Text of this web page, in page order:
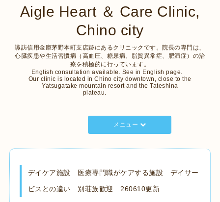
Aigle Heart ＆ Care Clinic,
Chino city
諏訪信用金庫茅野本町支店跡にあるクリニックです。院長の専門は、
心臓疾患や生活習慣病（高血圧、糖尿病、脂質異常症、肥満症）の治
療を積極的に行っています。
English consultation available. See in English page.
Our clinic is located in Chino city downtown, close to the
Yatsugatake mountain resort and the Tateshina
plateau.
メニュー
デイケア施設 医療専門職がケアする施設 デイサー
ビスとの違い 別荘族歓迎 260610更新